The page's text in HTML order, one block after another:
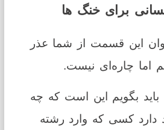
برای خنگ ها
این قسمت از شما عذر
اما چاره‌ای نیست.
بگویم این است که چه
کسی که وارد رشته